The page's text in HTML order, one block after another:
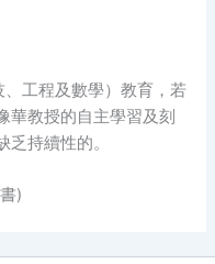
工程及數學）教育，若
華教授的自主學習及刻
持續性的。
)